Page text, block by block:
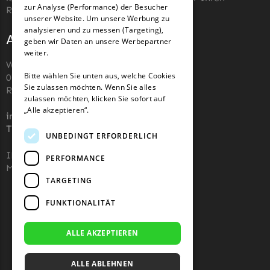
LandXcape Messer
Begrenzungsdraht
LawnBott
Begrenzungsdraht
Lizard
Lizard Messer
Begrenzungsdraht
LUX-Tools
LUX-Tools Messer
Begrenzungsdraht
Mammotion
Mammotion Messer
Roboter-Rasenmäher zu kaufen.
Adresse und Kontakt
Wiesenstraße 110,
07743, Jena, Deutschland (keine
Rücksendeadresse)
info@robotermaher-messer.de
Tel. +49 3641 8090878
IHK 67529623
MWST: NL857053759B01
zur Analyse (Performance) der Besucher
unserer Website. Um unsere Werbung zu
analysieren und zu messen (Targeting),
geben wir Daten an unsere Werbepartner
weiter.
Bitte wählen Sie unten aus, welche Cookies
Sie zulassen möchten. Wenn Sie alles
zulassen möchten, klicken Sie sofort auf
„Alle akzeptieren“.
UNBEDINGT ERFORDERLICH
PERFORMANCE
TARGETING
FUNKTIONALITÄT
ALLE AKZEPTIEREN
ALLE ABLEHNEN